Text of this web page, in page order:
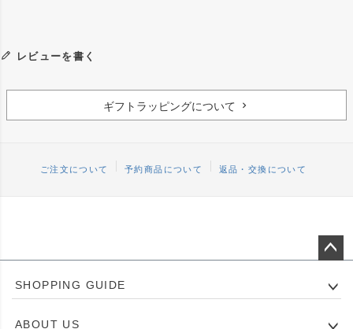
レビューを書く
ギフトラッピングについて
ご注文について 予約商品について 返品・交換について
ジト
SHOPPING GUIDE
ABOUT US